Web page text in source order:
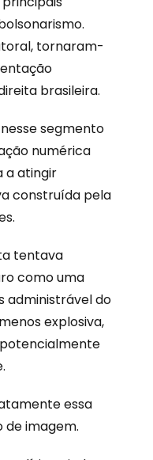
tornaram-
brasileira.
segmento
numérica
a atingir
construída pela
tentava
como uma
administrável do
explosiva,
essa
imagem.